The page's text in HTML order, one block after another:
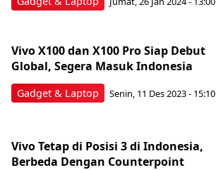
Gadget & Laptop
Vivo X100 dan X100 Pro Siap Debut
Global, Segera Masuk Indonesia
Senin, 11 Des 2023 - 15:10
Vivo Tetap di Posisi 3 di Indonesia,
Berbeda Dengan Counterpoint